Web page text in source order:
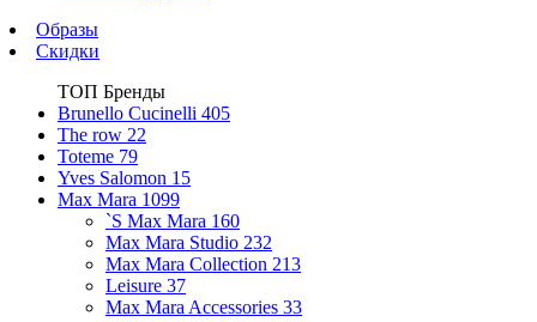
Образы
Скидки
ТОП Бренды
Brunello Cucinelli 405
The row 22
Toteme 79
Yves Salomon 15
Max Mara 1099
`S Max Mara 160
Max Mara Studio 232
Max Mara Collection 213
Leisure 37
Max Mara Accessories 33